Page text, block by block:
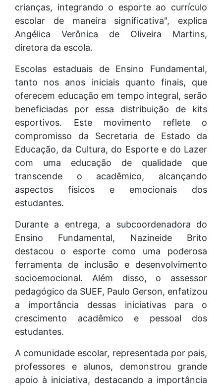
crianças, integrando o esporte ao currículo
escolar de maneira significativa", explica
Angélica Verônica de Oliveira Martins,
diretora da escola.
Escolas estaduais de Ensino Fundamental,
tanto nos anos iniciais quanto finais, que
oferecem educação em tempo integral, serão
beneficiadas por essa distribuição de kits
esportivos. Este movimento reflete o
compromisso da Secretaria de Estado da
Educação, da Cultura, do Esporte e do Lazer
com uma educação de qualidade que
transcende o acadêmico, alcançando
aspectos físicos e emocionais dos
estudantes.
Durante a entrega, a subcoordenadora do
Ensino Fundamental, Nazineide Brito
destacou o esporte como uma poderosa
ferramenta de inclusão e desenvolvimento
socioemocional. Além disso, o assessor
pedagógico da SUEF, Paulo Gerson, enfatizou
a importância dessas iniciativas para o
crescimento acadêmico e pessoal dos
estudantes.
A comunidade escolar, representada por pais,
professores e alunos, demonstrou grande
apoio à iniciativa, destacando a importância